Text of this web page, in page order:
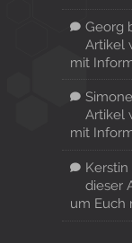
Georg
Artikel
mit
Simone
Artikel
mit
Kerstin
dieser
um Euch